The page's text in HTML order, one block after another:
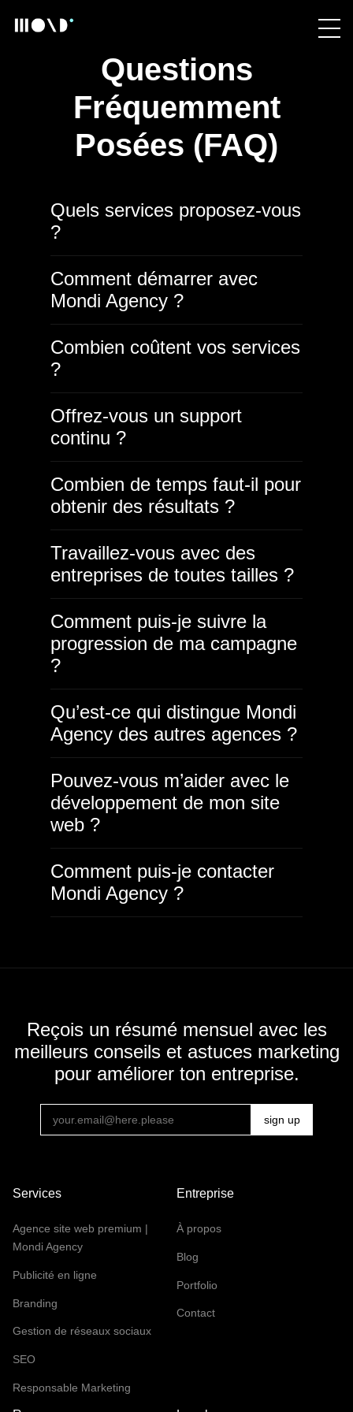
Questions
Fréquemment
Posées (FAQ)
Quels services proposez-vous
?
Comment démarrer avec
Mondi Agency ?
Combien coûtent vos services
?
Offrez-vous un support
continu ?
Combien de temps faut-il pour
obtenir des résultats ?
Travaillez-vous avec des
entreprises de toutes tailles ?
Comment puis-je suivre la
progression de ma campagne
?
Qu’est-ce qui distingue Mondi
Agency des autres agences ?
Pouvez-vous m’aider avec le
développement de mon site
web ?
Comment puis-je contacter
Mondi Agency ?
Reçois un résumé mensuel avec les
meilleurs conseils et astuces marketing
pour améliorer ton entreprise.
Services
Agence site web premium |
Mondi Agency
Publicité en ligne
Branding
Gestion de réseaux sociaux
SEO
Responsable Marketing
Entreprise
À propos
Blog
Portfolio
Contact